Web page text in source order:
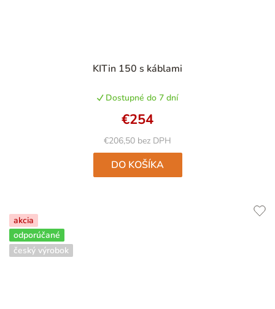
KITin 150 s káblami
hodnotenie
je
4,9
z
5
hviezdičiek.
Dostupné do 7 dní
€206,50 bez DPH
€254
DO KOŠÍKA
akcia
odporúčané
český výrobok